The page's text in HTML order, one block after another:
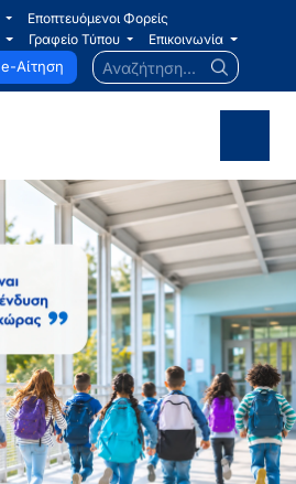
Εποπτευόμενοι Φορείς
Γραφείο Τύπου Επικοινωνία
e-Αίτηση Αναζήτηση...